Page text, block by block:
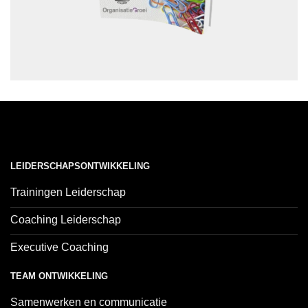
LEIDERSCHAPSONTWIKKELING
Trainingen Leiderschap
Coaching Leiderschap
Executive Coaching
TEAM ONTWIKKELING
Samenwerken en communicatie